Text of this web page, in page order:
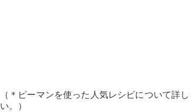
（＊ピーマンを使った人気レシピについて詳
い。）